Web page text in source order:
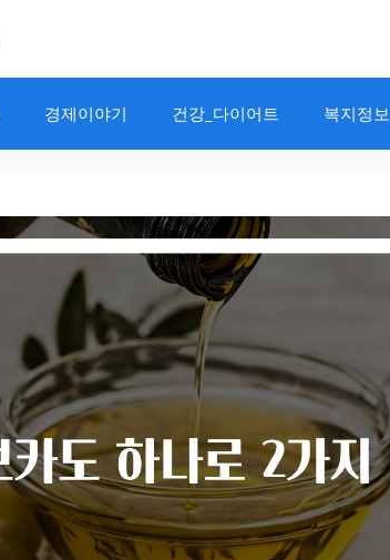
경제이야기 건강_다이어트 복지정보